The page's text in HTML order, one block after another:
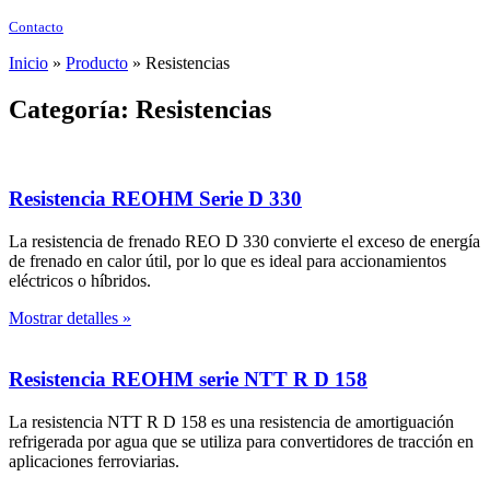
Contacto
Inicio » Producto » Resistencias
Categoría: Resistencias
Resistencia REOHM Serie D 330
La resistencia de frenado REO D 330 convierte el exceso de energía
de frenado en calor útil, por lo que es ideal para accionamientos
eléctricos o híbridos.
Mostrar detalles »
Resistencia REOHM serie NTT R D 158
La resistencia NTT R D 158 es una resistencia de amortiguación
refrigerada por agua que se utiliza para convertidores de tracción en
aplicaciones ferroviarias.